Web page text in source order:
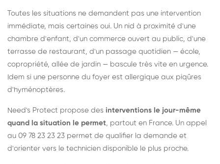
Toutes les situations ne demandent pas une intervention
immédiate, mais certaines oui. Un nid à proximité d'une
chambre d'enfant, d'un commerce ouvert au public, d'une
terrasse de restaurant, d'un passage quotidien — école,
copropriété, allée de jardin — bascule très vite en urgence.
Idem si une personne du foyer est allergique aux piqûres
d'hyménoptères.
Need's Protect propose des interventions le jour-même
quand la situation le permet, partout en France. Un appel
au 09 78 23 23 23 permet de qualifier la demande et
d'orienter vers le technicien disponible le plus proche.